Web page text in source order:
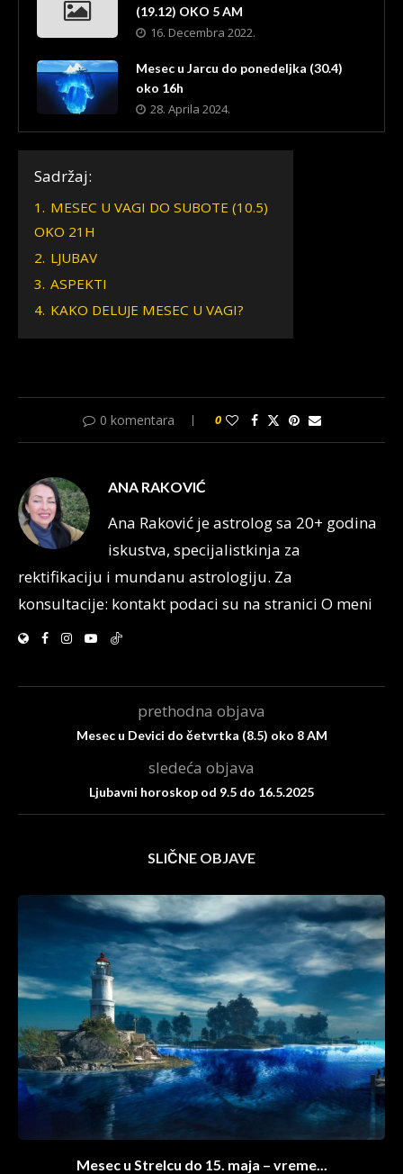
(19.12) OKO 5 AM
16. Decembra 2022.
Mesec u Jarcu do ponedeljka (30.4)
oko 16h
28. Aprila 2024.
Sadržaj:
1. MESEC U VAGI DO SUBOTE (10.5)
OKO 21H
2. LJUBAV
3. ASPEKTI
4. KAKO DELUJE MESEC U VAGI?
0 komentara 0
ANA RAKOVIĆ
Ana Raković je astrolog sa 20+ godina
iskustva, specijalistkinja za
rektifikaciju i mundanu astrologiju. Za
konsultacije: kontakt podaci su na stranici O meni
prethodna objava
Mesec u Devici do četvrtka (8.5) oko 8 AM
sledeća objava
Ljubavni horoskop od 9.5 do 16.5.2025
SLIČNE OBJAVE
Mesec u Strelcu do 15. maja – vreme...